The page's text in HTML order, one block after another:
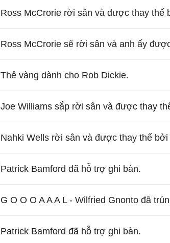
Ross McCrorie rời sân và được thay thế
Ross McCrorie sẽ rời sân và anh ấy
Thẻ vàng dành cho Rob Dickie.
Joe Williams sắp rời sân và được thay
Nahki Wells rời sân và được thay thế bởi
Patrick Bamford đã hỗ trợ ghi bàn.
G O O O A A A L - Wilfried Gnonto đã
Patrick Bamford đã hỗ trợ ghi bàn.